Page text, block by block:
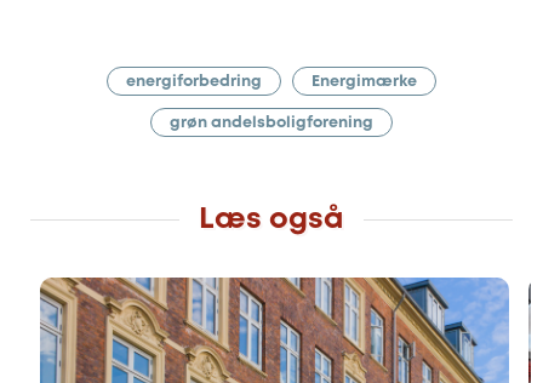
energiforbedring Energimærke
grøn andelsboligforening
Læs også